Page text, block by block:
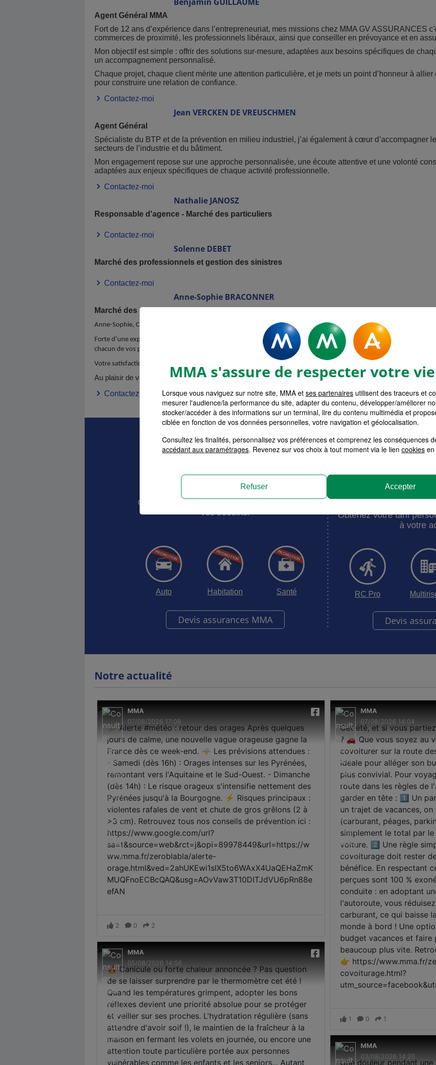
Agent Général MMA
Fort de 12 ans d’expérience dans l’entrepreneuriat, mes missions chez MMA GV ASSURANCES
commerces de proximité, les professionnels libéraux, ainsi que conseiller en prévoyance et en
Mon objectif est simple : offrir des solutions sur-mesure, adaptées aux besoins spécifiques de
un accompagnement personnalisé.
Chaque projet, chaque client mérite une attention particulière, et je mets un point d’honneur à
pour construire une relation de confiance.
Contactez-moi
Jean VERCKEN DE VREUSCHMEN
Agent Général
Spécialiste du BTP et de la prévention en milieu industriel, j’ai également à cœur d’accompagner
secteurs de l’industrie et du bâtiment.
Mon engagement repose sur une approche personnalisée, une écoute attentive et une volonté
adaptées aux enjeux spécifiques de chaque activité professionnelle.
Contactez-moi
Nathalie JANOSZ
Responsable d'agence - Marché des particuliers
Contactez-moi
Solenne DEBET
Marché des professionnels et gestion des sinistres
Contactez-moi
Anne-Sophie BRACONNER
Marché des particuliers
Anne-Sophie, Chargée de clientèle auprès des Particuliers.
Forte d’une expérience de + 10 ans dans le monde de l’assurance, j’ai à cœur de vous conseiller et vous
chacun de vos projets assurantiels.
Votre satisfaction est ma plus grande récompense !
Au plaisir de vous rencontrer.
Contactez-moi
Votre tarif en moins de 3 minutes
Devis Assurance MMA
Comparez et choisissez la formule adaptée à
vos besoins.
Auto Habitation Santé
Devis assurances MMA
Devis Assurance
et
Obtenez votre tarif
à votre
RC Pro
Devis
Notre actualité
MMA s'assure de respecter votre
Lorsque vous naviguez sur notre site, MMA et ses partenaires utilisent des traceurs et
mesurer l'audience/la performance du site, adapter du contenu, développer/améliorer
stocker/accéder à des informations sur un terminal, lire du contenu multimédia et
ciblée en fonction de vos données personnelles, votre navigation et géolocalisation.
Consultez les finalités, personnalisez vos préférences et comprenez les conséquences
accédant aux paramétrages. Revenez sur vos choix à tout moment via le lien cookies
Refuser Accepter